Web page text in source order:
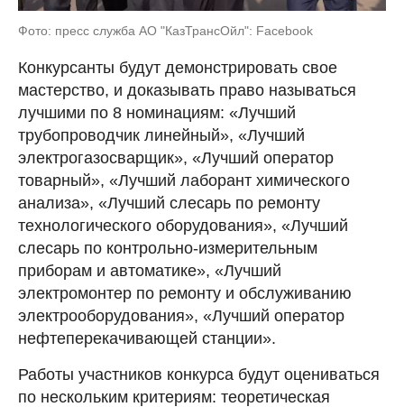
Фото: пресс служба АО "КазТрансОйл": Facebook
Конкурсанты будут демонстрировать свое
мастерство, и доказывать право называться
лучшими по 8 номинациям: «Лучший
трубопроводчик линейный», «Лучший
электрогазосварщик», «Лучший оператор
товарный», «Лучший лаборант химического
анализа», «Лучший слесарь по ремонту
технологического оборудования», «Лучший
слесарь по контрольно-измерительным
приборам и автоматике», «Лучший
электромонтер по ремонту и обслуживанию
электрооборудования», «Лучший оператор
нефтеперекачивающей станции».
Работы участников конкурса будут оцениваться
по нескольким критериям: теоретическая